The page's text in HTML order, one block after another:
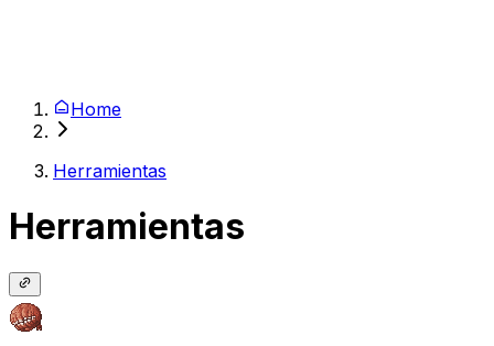
Home
Herramientas
Herramientas